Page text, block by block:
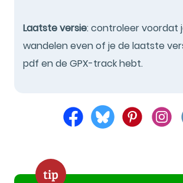
Laatste versie: controleer voordat
wandelen even of je de laatste
pdf en de GPX-track hebt.
tip